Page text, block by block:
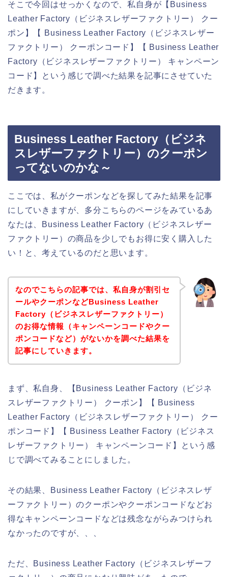
そこで今回はせっかくなので、私自身が【Business
Leather Factory（ビジネスレザーファクトリー） クー
ポン】【 Business Leather Factory（ビジネスレザー
ファクトリー） クーポンコード】【 Business Leather
Factory（ビジネスレザーファクトリー） キャンペーン
コード】という感じで調べた結果を記事にさせていた
だきます。
Business Leather Factory（ビジネ
スレザーファクトリー）のクーポン
ってないのかな～
ここでは、私がクーポンなどを探してみた結果を記事
にしていきますが、多分こちらのページをみているあ
なたは、Business Leather Factory（ビジネスレザー
ファクトリー）の商品を少しでもお得に安く購入した
い！と、考えているのだと思います。
なのでこちらの記事では、私自身が割引セ
ールやクーポンなどBusiness Leather
Factory（ビジネスレザーファクトリー）
のお得な情報（キャンペーンコードやクー
ポンコードなど）がないかを調べた結果を
記事にしていきます。
まず、私自身、【Business Leather Factory（ビジネ
スレザーファクトリー） クーポン】【 Business
Leather Factory（ビジネスレザーファクトリー） クー
ポンコード】【 Business Leather Factory（ビジネス
レザーファクトリー） キャンペーンコード】という感
じで調べてみることにしました。
その結果、Business Leather Factory（ビジネスレザ
ーファクトリー）のクーポンやクーポンコードなどお
得なキャンペーンコードなどは残念ながらみつけられ
なかったのですが、、、
ただ、Business Leather Factory（ビジネスレザーフ